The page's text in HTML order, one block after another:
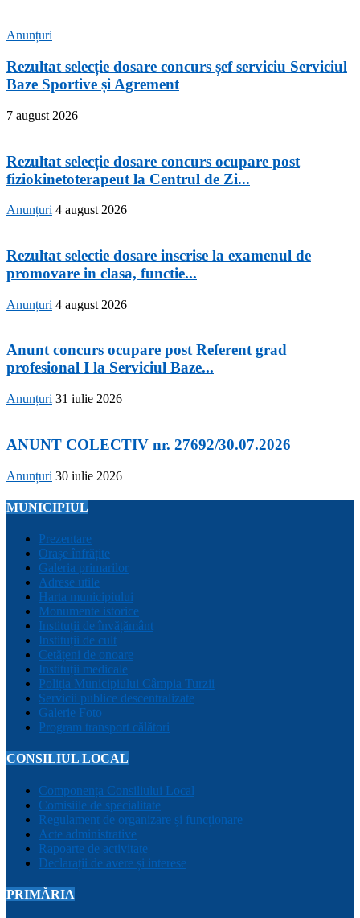
Anunțuri
Rezultat selecție dosare concurs șef serviciu Serviciul
Baze Sportive și Agrement
7 august 2026
Rezultat selecție dosare concurs ocupare post
fiziokinetoterapeut la Centrul de Zi...
Anunțuri 4 august 2026
Rezultat selectie dosare inscrise la examenul de
promovare in clasa, functie...
Anunțuri 4 august 2026
Anunt concurs ocupare post Referent grad
profesional I la Serviciul Baze...
Anunțuri 31 iulie 2026
ANUNT COLECTIV nr. 27692/30.07.2026
Anunțuri 30 iulie 2026
MUNICIPIUL
Prezentare
Orașe înfrățite
Galeria primarilor
Adrese utile
Harta municipiului
Monumente istorice
Instituții de învățământ
Instituții de cult
Cetățeni de onoare
Instituții medicale
Poliția Municipiului Câmpia Turzii
Servicii publice descentralizate
Galerie Foto
Program transport călători
CONSILIUL LOCAL
Componența Consiliului Local
Comisiile de specialitate
Regulament de organizare și funcționare
Acte administrative
Rapoarte de activitate
Declarații de avere și interese
PRIMĂRIA